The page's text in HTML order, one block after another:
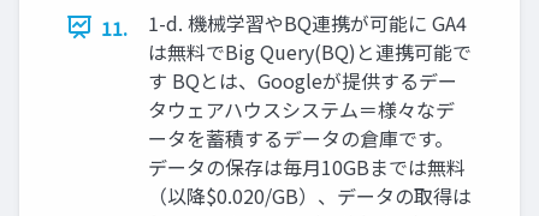
11.
1-d. 機械学習やBQ連携が可能に GA4
は無料でBig Query(BQ)と連携可能で
す BQとは、Googleが提供するデー
タウェアハウスシステム＝様々なデ
ータを蓄積するデータの倉庫です。
データの保存は毎月10GBまでは無料
（以降$0.020/GB）、データの取得は